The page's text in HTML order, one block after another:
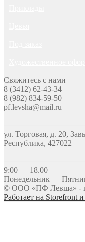
Свяжитесь с нами
8 (3412) 62-43-34
8 (982) 834-59-50
pf.levsha@mail.ru
ул. Торговая, д. 20,
Республика, 427022
9:00 — 18.00
Понедельник —
© ООО «ПФ Левша» -
Работает на Storefront